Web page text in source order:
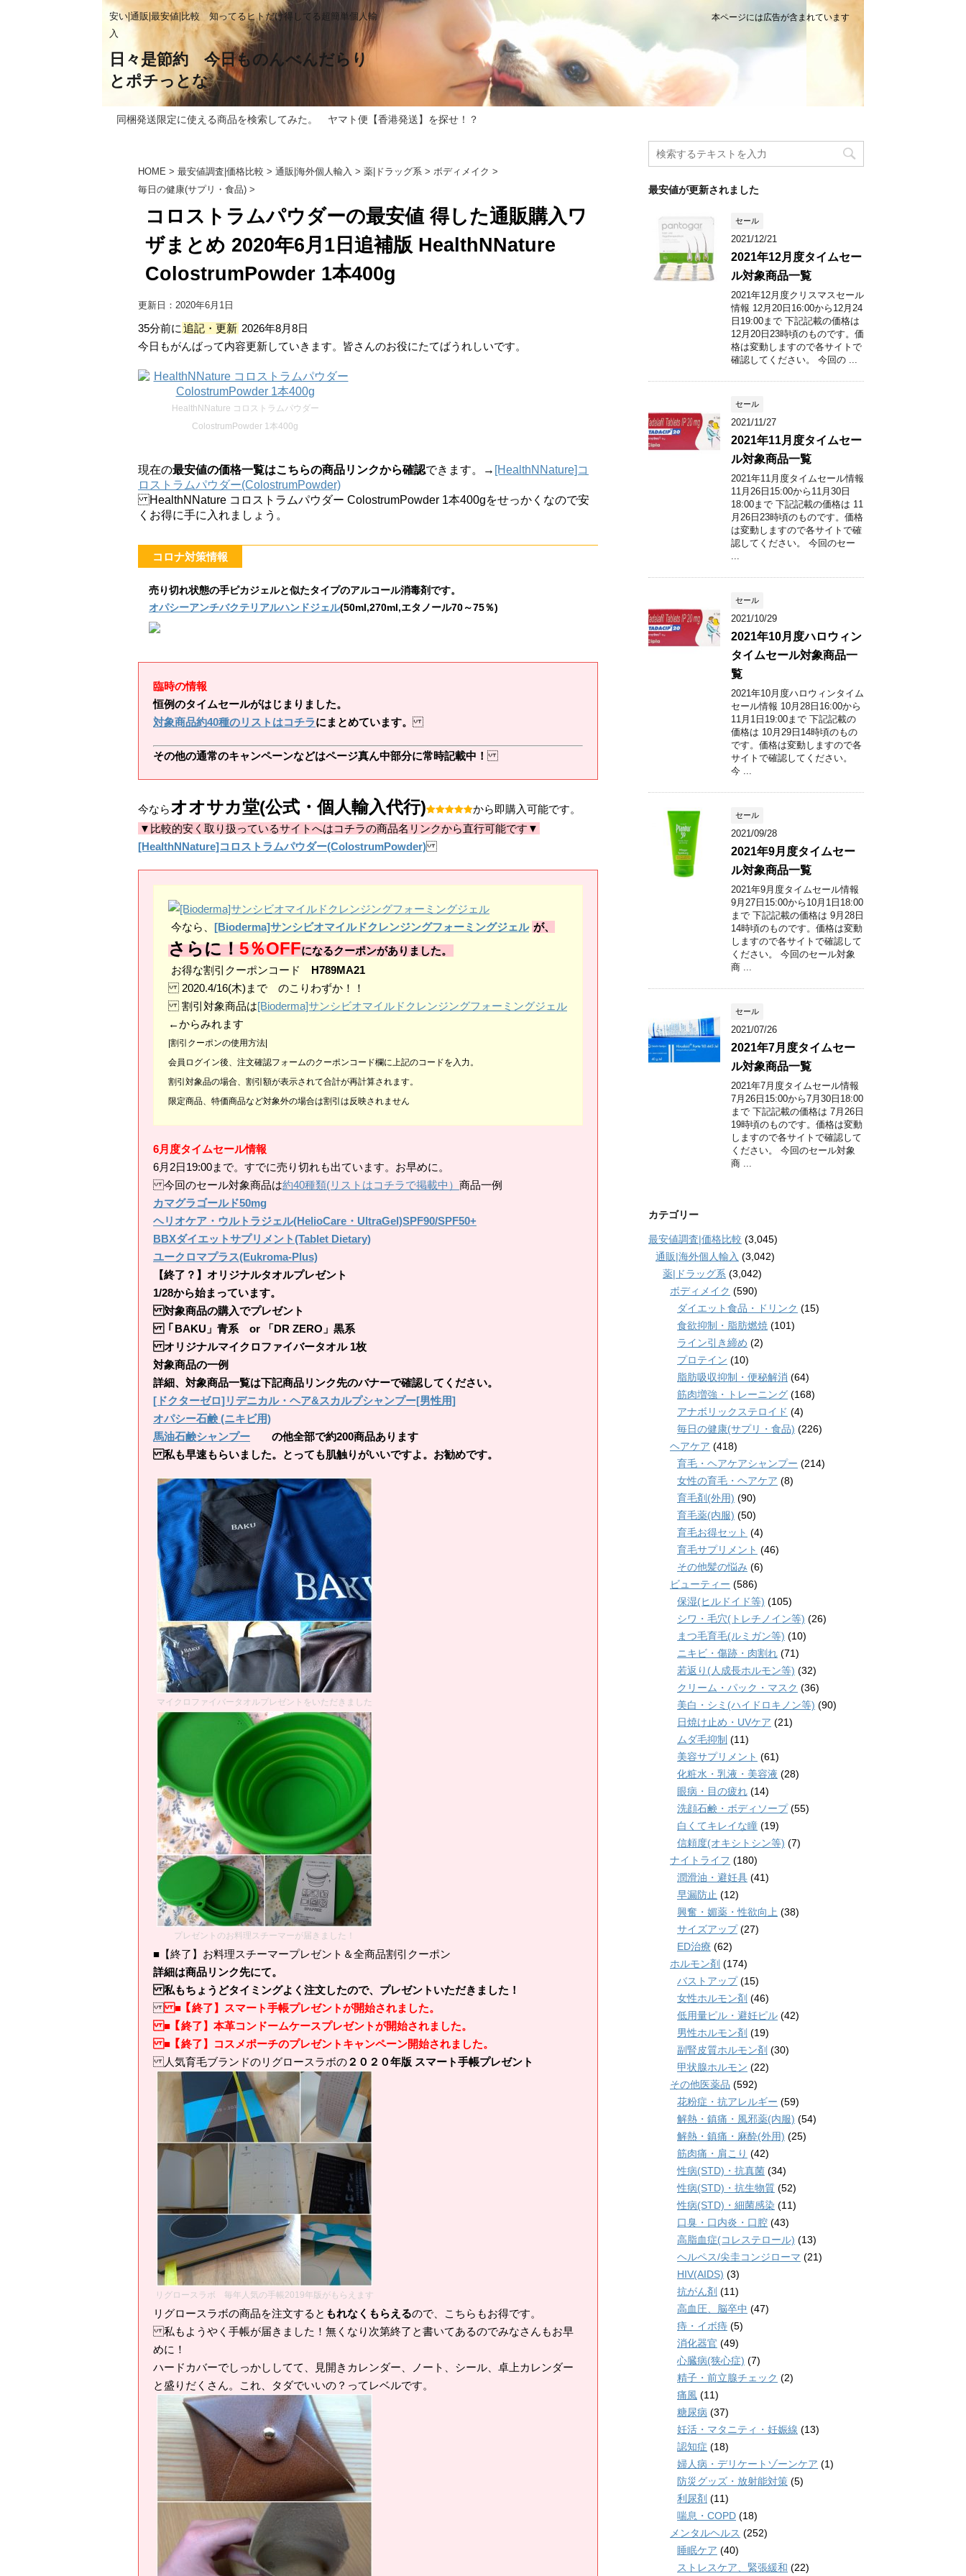
安い|通販|最安値|比較 知ってるヒトだけ得してる超簡単個人輸
入
日々是節約 今日ものんべんだらり
とポチっとな
本ページには広告が含まれています
同梱発送限定に使える商品を検索してみた。 ヤマト便【香港発送】を探せ！？
HOME > 最安値調査|価格比較 > 通販|海外個人輸入 > 薬|ドラッグ系 > ボディメイク >
毎日の健康(サプリ・食品) >
コロストラムパウダーの最安値 得した通販購入ワ
ザまとめ 2020年6月1日追補版 HealthNNature
ColostrumPowder 1本400g
更新日： 2020年6月1日
35分前に 追記・更新 2026年8月8日
今日もがんばって内容更新していきます。皆さんのお役にたてばうれしいです。
HealthNNature コロストラムパウダー
ColostrumPowder 1本400g
現在の最安値の価格一覧はこちらの商品リンクから確認できます。→ [HealthNNature]コ
ロストラムパウダー(ColostrumPowder)
HealthNNature コロストラムパウダー ColostrumPowder 1本400gをせっかくなので安
くお得に手に入れましょう。
コロナ対策情報
売り切れ状態の手ピカジェルと似たタイプのアルコール消毒剤です。
オパシーアンチバクテリアルハンドジェル(50ml,270ml,エタノール70～75％)
臨時の情報
恒例のタイムセールがはじまりました。
対象商品約40種のリストはコチラにまとめています。
その他の通常のキャンペーンなどはページ真ん中部分に常時記載中！
今ならオオサカ堂(公式・個人輸入代行)
から即購入可能です。
▼比較的安く取り扱っているサイトへはコチラの商品名リンクから直行可能です▼
[HealthNNature]コロストラムパウダー(ColostrumPowder)
今なら、 [Bioderma]サンシビオマイルドクレンジングフォーミングジェル が、
さらに！5％OFFになるクーポンがありました。
お得な割引クーポンコード H789MA21
2020.4/16(木)まで のこりわずか！！
割引対象商品は[Bioderma]サンシビオマイルドクレンジングフォーミングジェル
←からみれます
|割引クーポンの使用方法|
会員ログイン後、注文確認フォームのクーポンコード欄に上記のコードを入力。
割引対象品の場合、割引額が表示されて合計が再計算されます。
限定商品、特価商品など対象外の場合は割引は反映されません
6月度タイムセール情報
6月2日19:00まで。すでに売り切れも出ています。お早めに。
今回のセール対象商品は約40種類(リストはコチラで掲載中） 商品一例
カマグラゴールド50mg
ヘリオケア・ウルトラジェル(HelioCare・UltraGel)SPF90/SPF50+
BBXダイエットサプリメント(Tablet Dietary)
ユークロマプラス(Eukroma-Plus)
【終了？】オリジナルタオルプレゼント
1/28から始まっています。
対象商品の購入でプレゼント
「BAKU」青系 or 「DR ZERO」黒系
オリジナルマイクロファイバータオル 1枚
対象商品の一例
詳細、対象商品一覧は下記商品リンク先のバナーで確認してください。
[ドクターゼロ]リデニカル・ヘア&スカルプシャンプー[男性用]
オパシー石鹸 (ニキビ用)
馬油石鹸シャンプー の他全部で約200商品あります
私も早速もらいました。とっても肌触りがいいですよ。お勧めです。
マイクロファイバータオルプレゼントをいただきました
プレゼントのお料理スチーマーが届きました！
■【終了】お料理スチーマープレゼント＆全商品割引クーポン
詳細は商品リンク先にて。
私もちょうどタイミングよく注文したので、プレゼントいただきました！
■【終了】スマート手帳プレゼントが開始されました。
■【終了】本革コンドームケースプレゼントが開始されました。
■【終了】コスメポーチのプレゼントキャンペーン開始されました。
人気育毛ブランドのリグロースラボの ２０２０年版 スマート手帳プレゼント
リグロースラボ 毎年人気の手帳2019年版がもらえます
リグロースラボの商品を注文すると もれなくもらえるので、こちらもお得です。
私もようやく手帳が届きました！無くなり次第終了と書いてあるのでみなさんもお早
めに！
ハードカバーでしっかししてて、見開きカレンダー、ノート、シール、卓上カレンダー
と盛りだくさん。これ、タダでいいの？ってレベルです。
最安値が更新されました
セール
2021/12/21
2021年12月度タイムセー
ル対象商品一覧
2021年12月度クリスマスセール
情報 12月20日16:00から12月24
日19:00まで 下記記載の価格は
12月20日23時頃のものです。価
格は変動しますので各サイトで
確認してください。 今回の ...
セール
2021/11/27
2021年11月度タイムセー
ル対象商品一覧
2021年11月度タイムセール情報
11月26日15:00から11月30日
18:00まで 下記記載の価格は 11
月26日23時頃のものです。価格
は変動しますので各サイトで確
認してください。 今回のセー
...
セール
2021/10/29
2021年10月度ハロウィン
タイムセール対象商品一
覧
2021年10月度ハロウィンタイム
セール情報 10月28日16:00から
11月1日19:00まで 下記記載の
価格は 10月29日14時頃のもの
です。価格は変動しますので各
サイトで確認してください。
今 ...
セール
2021/09/28
2021年9月度タイムセー
ル対象商品一覧
2021年9月度タイムセール情報
9月27日15:00から10月1日18:00
まで 下記記載の価格は 9月28日
14時頃のものです。価格は変動
しますので各サイトで確認して
ください。 今回のセール対象
商 ...
セール
2021/07/26
2021年7月度タイムセー
ル対象商品一覧
2021年7月度タイムセール情報
7月26日15:00から7月30日18:00
まで 下記記載の価格は 7月26日
19時頃のものです。価格は変動
しますので各サイトで確認して
ください。 今回のセール対象
商 ...
カテゴリー
最安値調査|価格比較 (3,045)
通販|海外個人輸入 (3,042)
薬|ドラッグ系 (3,042)
ボディメイク (590)
ダイエット食品・ドリンク (15)
食欲抑制・脂肪燃焼 (101)
ライン引き締め (2)
プロテイン (10)
脂肪吸収抑制・便秘解消 (64)
筋肉増強・トレーニング (168)
アナボリックステロイド (4)
毎日の健康(サプリ・食品) (226)
ヘアケア (418)
育毛・ヘアケアシャンプー (214)
女性の育毛・ヘアケア (8)
育毛剤(外用) (90)
育毛薬(内服) (50)
育毛お得セット (4)
育毛サプリメント (46)
その他髪の悩み (6)
ビューティー (586)
保湿(ヒルドイド等) (105)
シワ・毛穴(トレチノイン等) (26)
まつ毛育毛(ルミガン等) (10)
ニキビ・傷跡・肉割れ (71)
若返り(人成長ホルモン等) (32)
クリーム・パック・マスク (36)
美白・シミ(ハイドロキノン等) (90)
日焼け止め・UVケア (21)
ムダ毛抑制 (11)
美容サプリメント (61)
化粧水・乳液・美容液 (28)
眼病・目の疲れ (14)
洗顔石鹸・ボディソープ(55)
白くてキレイな瞳 (19)
信頼度(オキシトシン等) (7)
ナイトライフ (180)
潤滑油・避妊具 (41)
早漏防止 (12)
興奮・媚薬・性欲向上 (38)
サイズアップ(27)
ED治療 (62)
ホルモン剤 (174)
バストアップ(15)
女性ホルモン剤 (46)
低用量ピル・避妊ピル (42)
男性ホルモン剤 (19)
副腎皮質ホルモン剤 (30)
甲状腺ホルモン (22)
その他医薬品 (592)
花粉症・抗アレルギー (59)
解熱・鎮痛・風邪薬(内服) (54)
解熱・鎮痛・麻酔(外用) (25)
筋肉痛・肩こり (42)
性病(STD)・抗真菌 (34)
性病(STD)・抗生物質 (52)
性病(STD)・細菌感染 (11)
口臭・口内炎・口腔 (43)
高脂血症(コレステロール) (13)
ヘルペス/尖圭コンジローマ (21)
HIV(AIDS) (3)
抗がん剤 (11)
高血圧、脳卒中 (47)
痔・イボ痔 (5)
消化器官 (49)
心臓病(狭心症) (7)
精子・前立腺チェック (2)
痛風 (11)
糖尿病 (37)
妊活・マタニティ・妊娠線 (13)
認知症 (18)
婦人病・デリケートゾーンケア (1)
防災グッズ・放射能対策 (5)
利尿剤 (11)
喘息・COPD (18)
メンタルヘルス (252)
睡眠ケア (40)
ストレスケア、緊張緩和 (22)